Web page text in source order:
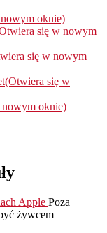
oknie)
się w nowym
się w nowym
się w
nowym oknie)
Apple Poza
żywcem